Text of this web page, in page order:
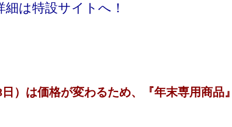
は特設サイトへ！
）は価格が変わるため、『年末専用商品